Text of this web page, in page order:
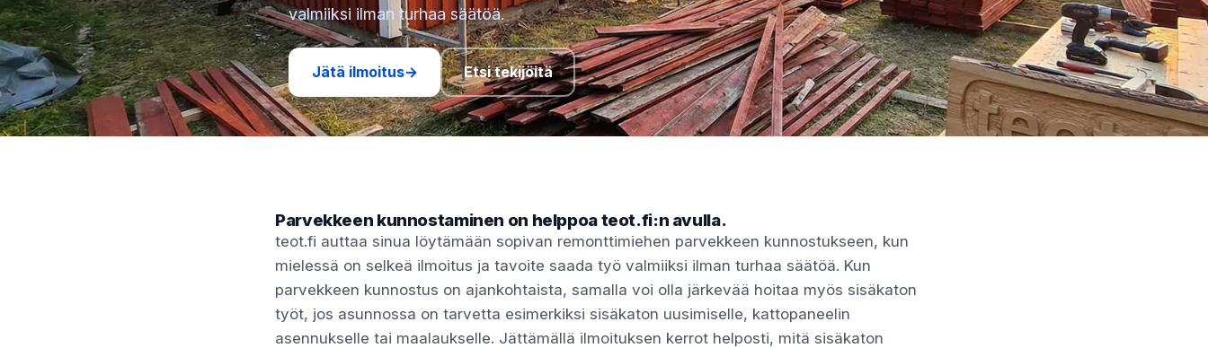
valmiiksi ilman turhaa säätöä.
Jätä ilmoitus→ Etsi tekijöitä
Parvekkeen kunnostaminen on helppoa teot.fi:n avulla.
teot.fi auttaa sinua löytämään sopivan remonttimiehen parvekkeen kunnostukseen, kun
mielessä on selkeä ilmoitus ja tavoite saada työ valmiiksi ilman turhaa säätöä. Kun
parvekkeen kunnostus on ajankohtaista, samalla voi olla järkevää hoitaa myös sisäkaton
työt, jos asunnossa on tarvetta esimerkiksi sisäkaton uusimiselle, kattopaneelin
asennukselle tai maalaukselle. Jättämällä ilmoituksen kerrot helposti, mitä sisäkaton